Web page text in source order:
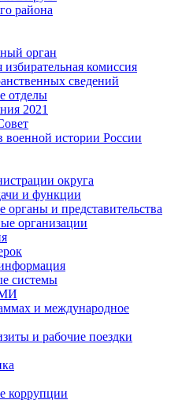
района
орган
избирательная комиссия
сведений
отделы
2021
истории России
округа
и функции
органы и представительства
организации
системы
и международное
и рабочие поездки
коррупции